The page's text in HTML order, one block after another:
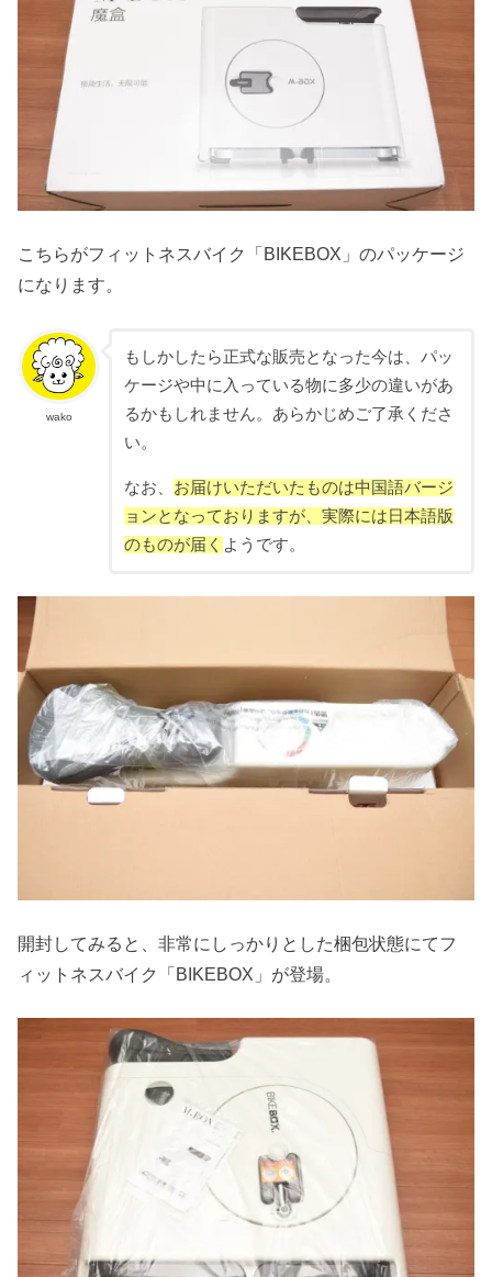
こちらがフィットネスバイク「BIKEBOX」のパッケージ
になります。
wako
もしかしたら正式な販売となった今は、パッ
ケージや中に入っている物に多少の違いがあ
るかもしれません。あらかじめご了承くださ
い。
なお、 お届けいただいたものは中国語バージ
ョンとなっておりますが、実際には日本語版
のものが届く ようです。
開封してみると、非常にしっかりとした梱包状態にてフ
ィットネスバイク「BIKEBOX」が登場。